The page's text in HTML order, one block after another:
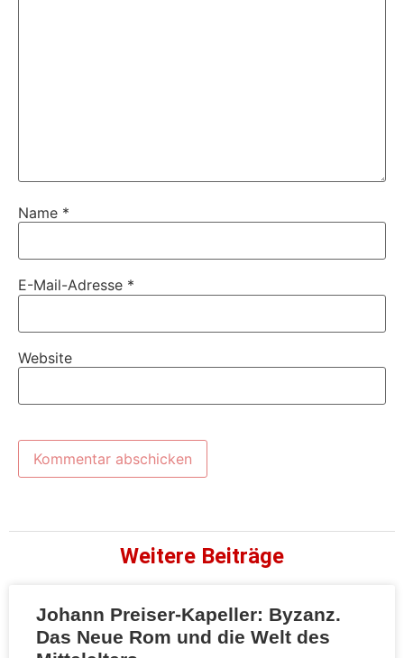
Name *
E-Mail-Adresse *
Website
Weitere Beiträge
Johann Preiser-Kapeller: Byzanz.
Das Neue Rom und die Welt des